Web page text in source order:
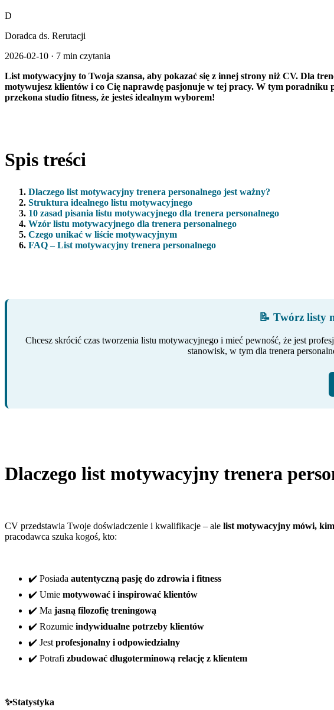
D
Doradca ds. Rerutacji
2026-02-10 · 7 min czytania
List motywacyjny to Twoja szansa, aby pokazać się z innej strony niż CV. Dla
motywujesz klientów i co Cię naprawdę pasjonuje w tej pracy. W tym
przekona studio fitness, że jesteś idealnym wyborem!
Spis treści
Dlaczego list motywacyjny trenera personalnego jest ważny?
Struktura idealnego listu motywacyjnego
10 zasad pisania listu motywacyjnego dla trenera personalnego
Wzór listu motywacyjnego dla trenera personalnego
Czego unikać w liście motywacyjnym
FAQ – List motywacyjny trenera personalnego
📝 Twórz listy
Chcesz skrócić czas tworzenia listu motywacyjnego i mieć pewność, że jest
stanowisk, w tym dla trenera
Dlaczego list motywacyjny trenera
CV przedstawia Twoje doświadczenie i kwalifikacje – ale list motywacyjny mówi, kim
pracodawca szuka kogoś, kto:
✔️ Posiada autentyczną pasję do zdrowia i fitness
✔️ Umie motywować i inspirować klientów
✔️ Ma jasną filozofię treningową
✔️ Rozumie indywidualne potrzeby klientów
✔️ Jest profesjonalny i odpowiedzialny
✔️ Potrafi zbudować długoterminową relację z klientem
✨Statystyka